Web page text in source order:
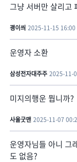
그냥 서버만 살리고
괭이씌 2025-11-15 16:00
운영자 소환
삼성전자대주주 2025-11-
미지의행운 뭡니까?
사울굿맨 2025-11-07
운영자님들 아니 그
도 없음?